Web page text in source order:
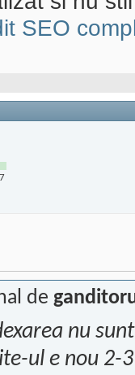
SEO
de
nu
ul e nou 2-